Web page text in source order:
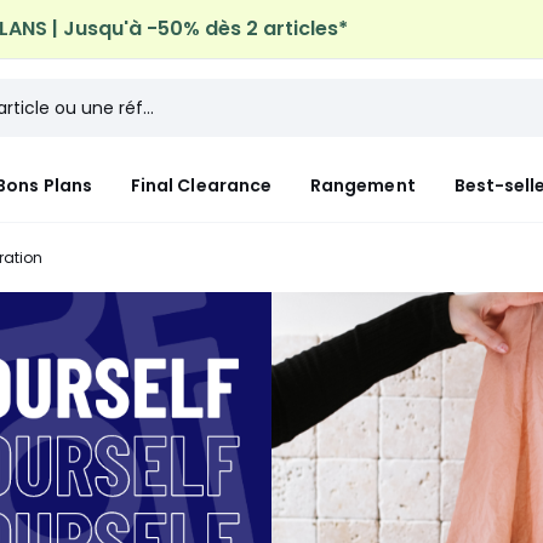
à domicile offerte*sur tous vos achats Mode & Maison
Plans Final Clearance Rangement Best-